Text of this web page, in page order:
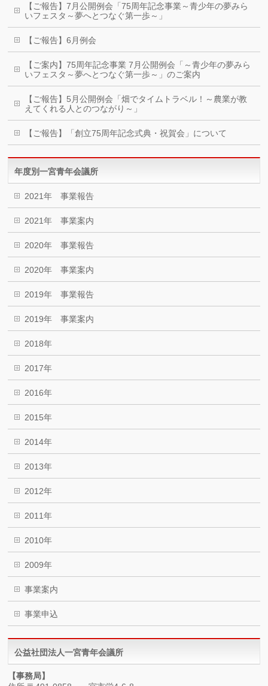
【ご報告】7月公開例会「75周年記念事業～青少年の夢みら
いフェスタ～夢へとつなぐ第一歩～」
【ご報告】6月例会
【ご案内】75周年記念事業 7月公開例会「～青少年の夢みら
いフェスタ～夢へとつなぐ第一歩～」のご案内
【ご報告】5月公開例会「畑でタイムトラベル！～農業が教
えてくれる人とのつながり～」
【ご報告】「創立75周年記念式典・祝賀会」について
年度別一宮青年会議所
2021年 事業報告
2021年 事業案内
2020年 事業報告
2020年 事業案内
2019年 事業報告
2019年 事業案内
2018年
2017年
2016年
2015年
2014年
2013年
2012年
2011年
2010年
2009年
事業案内
事業申込
公益社団法人一宮青年会議所
【事務局】